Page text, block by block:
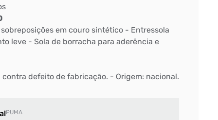
em couro sintético - Entressola
leve - Sola de borracha para aderência e
defeito de fabricação. - Origem: nacional.
PUMA